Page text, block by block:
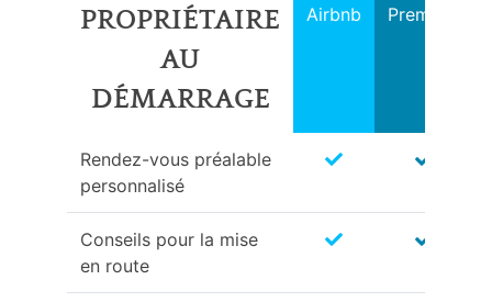
PROPRIÉTAIRE
AU
DÉMARRAGE
Airbnb
Premium
Rendez-vous préalable
personnalisé
Conseils pour la mise
en route